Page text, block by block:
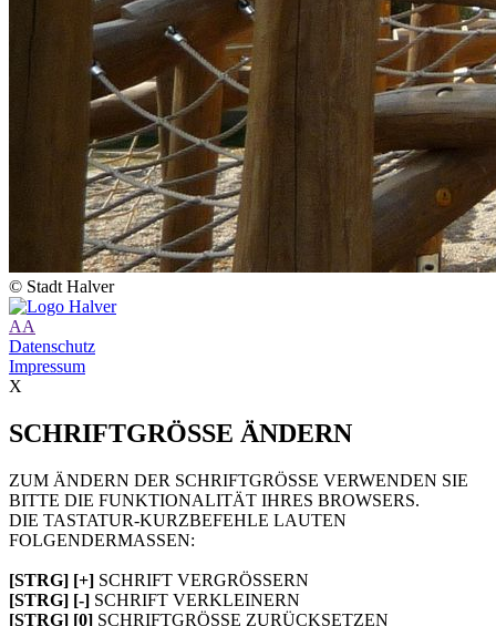
© Stadt Halver
AA
Datenschutz
Impressum
X
SCHRIFTGRÖSSE ÄNDERN
ZUM ÄNDERN DER SCHRIFTGRÖSSE VERWENDEN SIE
BITTE DIE FUNKTIONALITÄT IHRES BROWSERS.
DIE TASTATUR-KURZBEFEHLE LAUTEN
FOLGENDERMASSEN:
[STRG] [+] SCHRIFT VERGRÖSSERN
[STRG] [-] SCHRIFT VERKLEINERN
[STRG] [0] SCHRIFTGRÖSSE ZURÜCKSETZEN